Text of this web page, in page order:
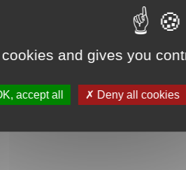
and gives you
accept all Deny all cookies